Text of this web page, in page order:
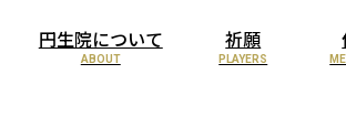
円生院について
ABOUT
祈願
PLAYERS